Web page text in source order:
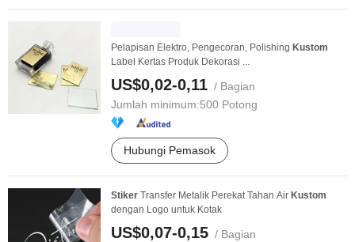
Pelapisan Elektro, Pengecoran, Polishing Kustom
Label Kertas Produk Dekorasi ...
US$0,02-0,11 / Bagian
Jumlah minimum:500 Potong
Hubungi Pemasok
Stiker Transfer Metalik Perekat Tahan Air Kustom
dengan Logo untuk Kotak
US$0,07-0,15 / Bagian